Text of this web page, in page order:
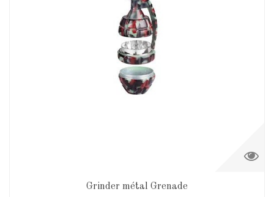
Grinder métal Grenade